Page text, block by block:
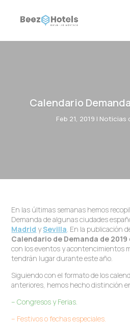
Calendario
Feb 21, 2019 | Noticias
En las últimas semanas hemos
Demanda de algunas ciudades
Madrid ySevilla. En la publicación
Calendario de Demanda de
con los eventos y acontencimientos
tendrán lugar durante este año.
Siguiendo con el formato de los
anteriores, hemos hecho distinción
– Congresos y Ferias.
– Festivos o fechas especiales.